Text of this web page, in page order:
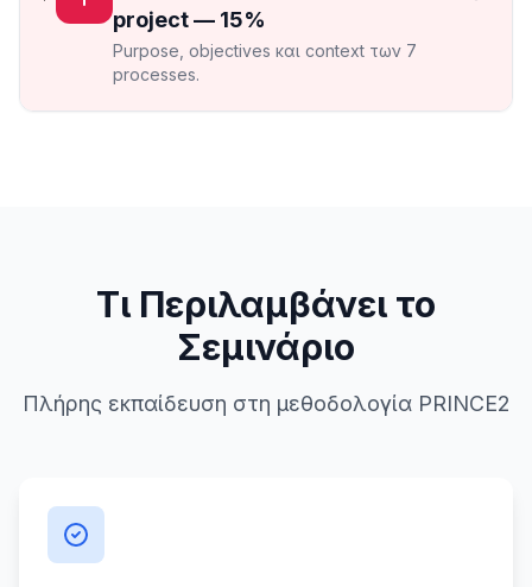
project — 15%
Purpose, objectives και context των 7
processes.
Τι Περιλαμβάνει το
Σεμινάριο
Πλήρης εκπαίδευση στη μεθοδολογία PRINCE2